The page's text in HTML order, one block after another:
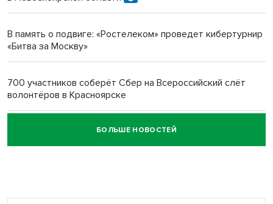
Новосибирский преподаватель с женой вошли в топ-16
В память о подвиге: «Ростелеком» проведет кибертурнир
«Битва за Москву»
700 участников соберёт Сбер на Всероссийский слёт
волонтёров в Красноярске
Честный выбор: видеонаблюдение обеспечит
объективность результатов ЕДГ в Новосибирской
БОЛЬШЕ НОВОСТЕЙ